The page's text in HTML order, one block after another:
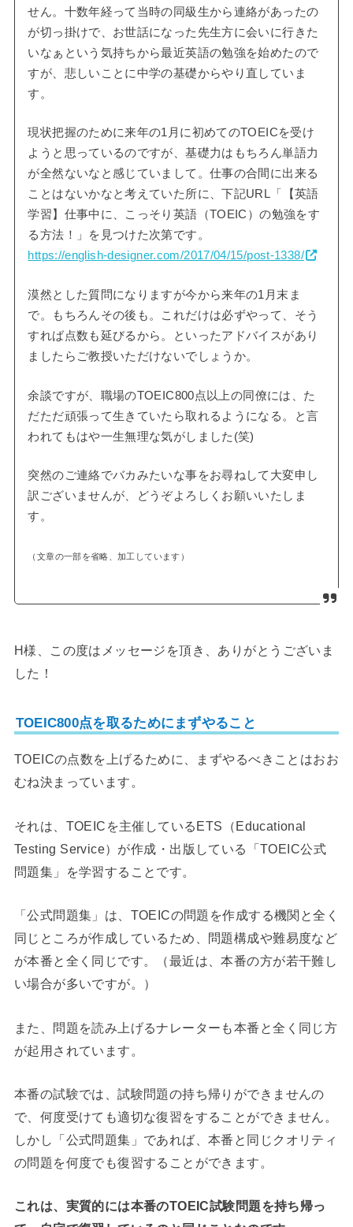
せん。十数年経って当時の同級生から連絡があったの
が切っ掛けで、お世話になった先生方に会いに行きた
いなぁという気持ちから最近英語の勉強を始めたので
すが、悲しいことに中学の基礎からやり直していま
す。
現状把握のために来年の1月に初めてのTOEICを受け
ようと思っているのですが、基礎力はもちろん単語力
が全然ないなと感じていまして。仕事の合間に出来る
ことはないかなと考えていた所に、下記URL「【英語
学習】仕事中に、こっそり英語（TOEIC）の勉強をす
る方法！」を見つけた次第です。
https://english-designer.com/2017/04/15/post-1338/
漠然とした質問になりますが今から来年の1月末ま
で。もちろんその後も。これだけは必ずやって、そう
すれば点数も延びるから。といったアドバイスがあり
ましたらご教授いただけないでしょうか。
余談ですが、職場のTOEIC800点以上の同僚には、た
だただ頑張って生きていたら取れるようになる。と言
われてもはや一生無理な気がしました(笑)
突然のご連絡でバカみたいな事をお尋ねして大変申し
訳ございませんが、どうぞよろしくお願いいたしま
す。
（文章の一部を省略、加工しています）
H様、この度はメッセージを頂き、ありがとうございま
した！
TOEIC800点を取るためにまずやること
TOEICの点数を上げるために、まずやるべきことはおお
むね決まっています。
それは、TOEICを主催しているETS（Educational
Testing Service）が作成・出版している「TOEIC公式
問題集」を学習することです。
「公式問題集」は、TOEICの問題を作成する機関と全く
同じところが作成しているため、問題構成や難易度など
が本番と全く同じです。（最近は、本番の方が若干難し
い場合が多いですが。）
また、問題を読み上げるナレーターも本番と全く同じ方
が起用されています。
本番の試験では、試験問題の持ち帰りができませんの
で、何度受けても適切な復習をすることができません。
しかし「公式問題集」であれば、本番と同じクオリティ
の問題を何度でも復習することができます。
これは、実質的には本番のTOEIC試験問題を持ち帰っ